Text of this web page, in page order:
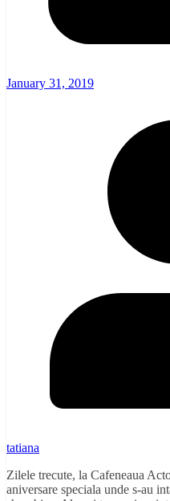
January 31, 2019
tatiana
Zilele trecute, la Cafeneaua
aniversare speciala unde s-au